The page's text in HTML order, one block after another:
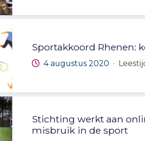
Sportakkoord Rhenen:
4 augustus 2020 ·
Stichting werkt aan
misbruik in de sport